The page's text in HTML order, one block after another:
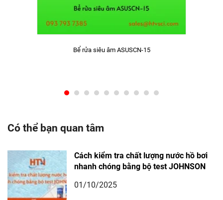
Bể rửa siêu âm ASUSCN-15
Có thể bạn quan tâm
Cách kiểm tra chất lượng nước hồ bơi
nhanh chóng bằng bộ test JOHNSON
01/10/2025